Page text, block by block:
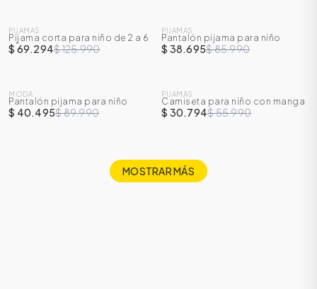
-45 %
PIJAMAS
Pijama corta para niño de 2 a 6
años
$ 69.294$ 125.990
-55%
PIJAMAS
Pantalón pijama para niño
$ 38.695$ 85.990
-55%
MODA
Pantalón pijama para niño
$ 40.495$ 89.990
-45%
PIJAMAS
Camiseta para niño con manga
corta
$ 30.794$ 55.990
MOSTRAR MÁS